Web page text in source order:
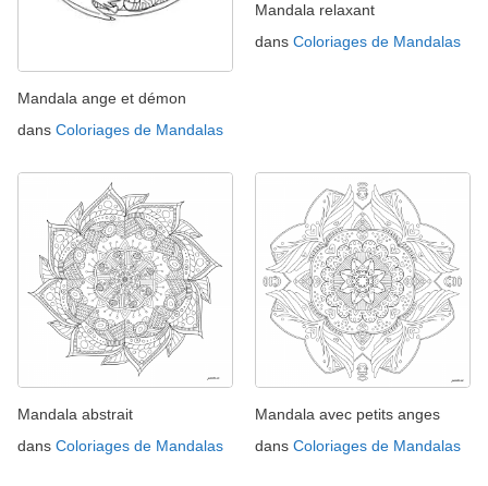
Mandala ange et démon
dans Coloriages de Mandalas
Mandala relaxant
dans Coloriages de Mandalas
Mandala abstrait
dans Coloriages de Mandalas
Mandala avec petits anges
dans Coloriages de Mandalas